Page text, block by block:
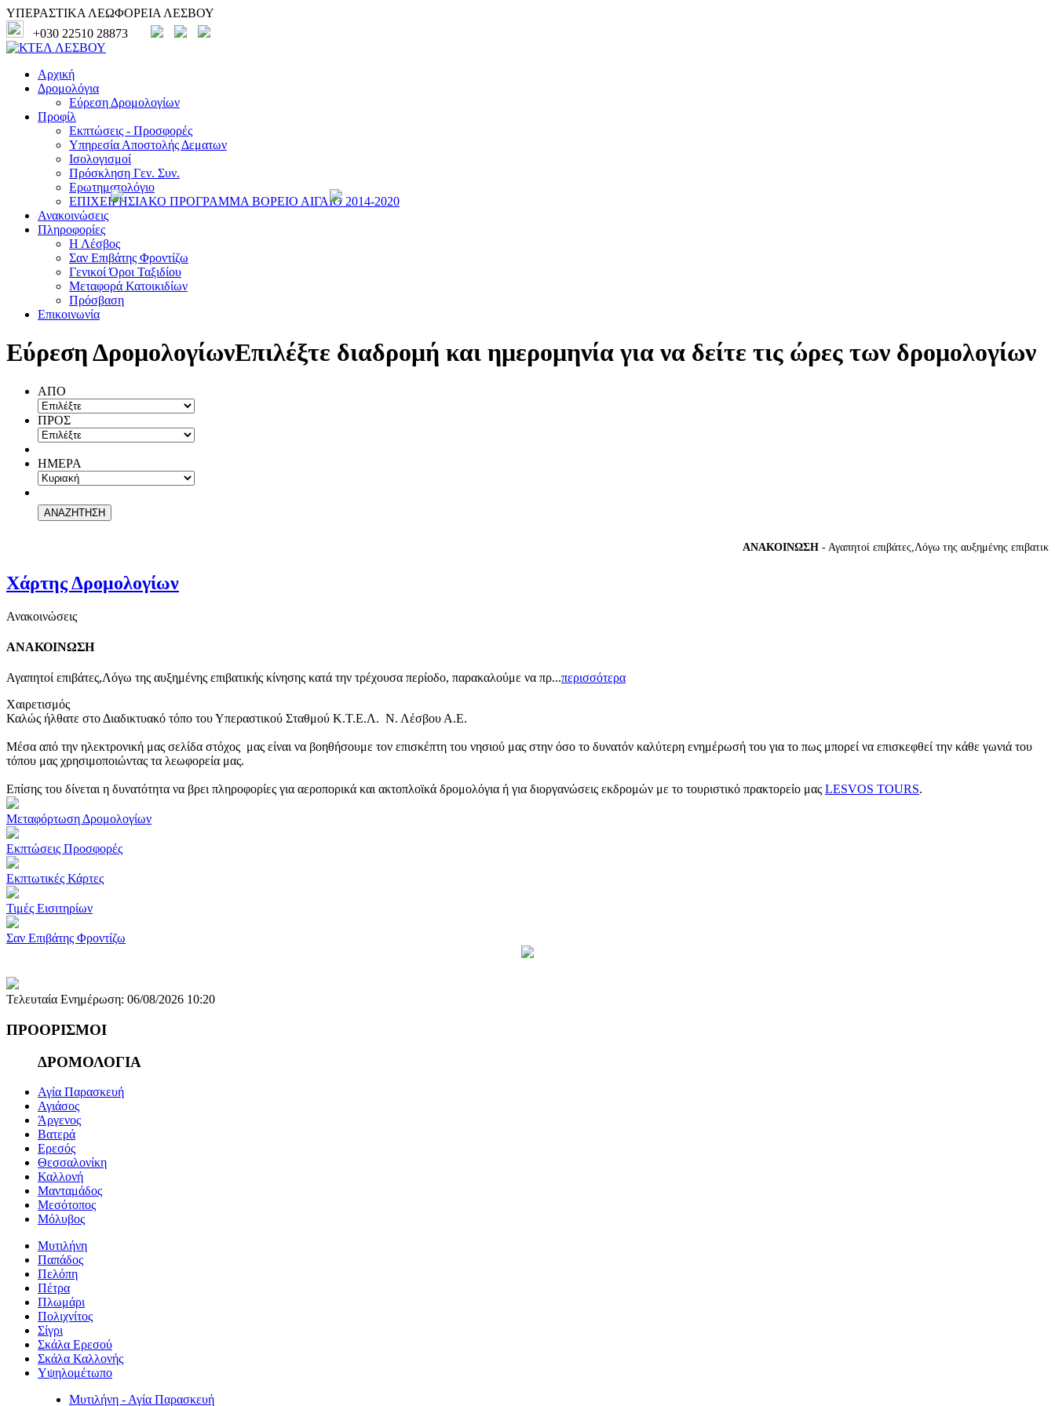
ΥΠΕΡΑΣΤΙΚΑ ΛΕΩΦΟΡΕΙΑ ΛΕΣΒΟΥ
+030 22510 28873
Αρχική
Δρομολόγια
Εύρεση Δρομολογίων
Προφίλ
Εκπτώσεις - Προσφορές
Υπηρεσία Αποστολής Δεματων
Ισολογισμοί
Πρόσκληση Γεν. Συν.
Ερωτηματολόγιο
ΕΠΙΧΕΙΡΗΣΙΑΚΟ ΠΡΟΓΡΑΜΜΑ ΒΟΡΕΙΟ ΑΙΓΑΙΟ 2014-2020
Ανακοινώσεις
Πληροφορίες
Η Λέσβος
Σαν Επιβάτης Φροντίζω
Γενικοί Όροι Ταξιδίου
Μεταφορά Κατοικιδίων
Πρόσβαση
Επικοινωνία
Εύρεση ΔρομολογίωνΕπιλέξτε διαδρομή και ημερομηνία για να δείτε τις ώρες των δρομολογίων
ΑΠΟ
ΠΡΟΣ
ΗΜΕΡΑ
ΑΝΑΚΟΙΝΩΣΗ- Αγαπητοί επιβάτες,Λόγω της αυξημένης επιβατικής
Χάρτης Δρομολογίων
Ανακοινώσεις
ΑΝΑΚΟΙΝΩΣΗ
Αγαπητοί επιβάτες,Λόγω της αυξημένης επιβατικής κίνησης κατά την τρέχουσα περίοδο, παρακαλούμε να πρ...περισσότερα
Χαιρετισμός
Καλώς ήλθατε στο Διαδικτυακό τόπο του Υπεραστικού Σταθμού Κ.Τ.Ε.Λ. Ν. Λέσβου Α.Ε.
Μέσα από την ηλεκτρονική μας σελίδα στόχος μας είναι να βοηθήσουμε τον επισκέπτη του νησιού μας στην όσο το δυνατόν καλύτερη ενημέρωσή του για το πως μπορεί να επισκεφθεί την κάθε γωνιά του
τόπου μας χρησιμοποιώντας τα λεωφορεία μας.
Επίσης του δίνεται η δυνατότητα να βρει πληροφορίες για αεροπορικά και ακτοπλοϊκά δρομολόγια ή για διοργανώσεις εκδρομών με το τουριστικό πρακτορείο μας LESVOS TOURS.
Μεταφόρτωση Δρομολογίων
Εκπτώσεις Προσφορές
Εκπτωτικές Κάρτες
Τιμές Εισιτηρίων
Σαν Επιβάτης Φροντίζω
Τελευταία Ενημέρωση: 06/08/2026 10:20
ΠΡΟΟΡΙΣΜΟΙ
ΔΡΟΜΟΛΟΓΙΑ
Αγία Παρασκευή
Αγιάσος
Άργενος
Βατερά
Ερεσός
Θεσσαλονίκη
Καλλονή
Μανταμάδος
Μεσότοπος
Μόλυβος
Μυτιλήνη
Παπάδος
Πελόπη
Πέτρα
Πλωμάρι
Πολιχνίτος
Σίγρι
Σκάλα Ερεσού
Σκάλα Καλλονής
Υψηλομέτωπο
Μυτιλήνη - Αγία Παρασκευή